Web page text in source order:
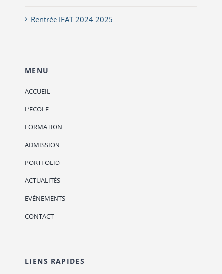
Rentrée IFAT 2024 2025
MENU
ACCUEIL
L’ECOLE
FORMATION
ADMISSION
PORTFOLIO
ACTUALITÉS
EVÉNEMENTS
CONTACT
LIENS RAPIDES